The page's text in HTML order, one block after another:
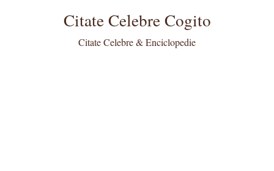
Citate Celebre Cogito
Citate Celebre & Enciclopedie